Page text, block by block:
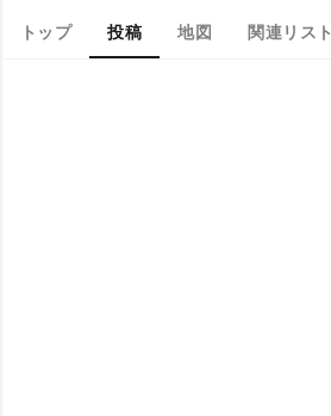
トップ 投稿 地図 関連リスト